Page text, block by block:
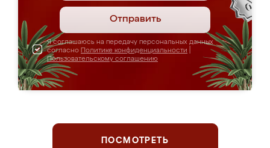
Отправить
Я соглашаюсь на передачу персональных данных
согласно Политике конфиденциальности
Пользовательскому соглашению
ПОСМОТРЕТЬ